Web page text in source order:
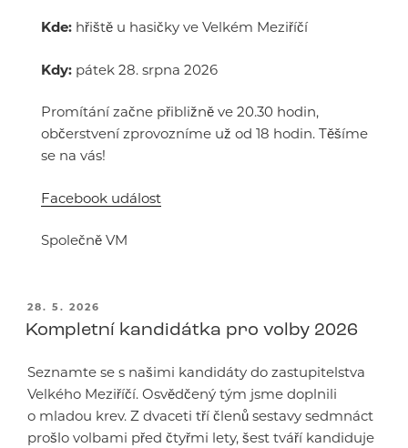
Kde: hřiště u hasičky ve Velkém Meziříčí
Kdy: pátek 28. srpna 2026
Promítání začne přibližně ve 20.30 hodin,
občerstvení zprovozníme už od 18 hodin. Těšíme
se na vás!
Facebook událost
Společně VM
PUBLIKOVÁNO
28. 5. 2026
Kompletní kandidátka pro volby 2026
Seznamte se s našimi kandidáty do zastupitelstva
Velkého Meziříčí. Osvědčený tým jsme doplnili
o mladou krev. Z dvaceti tří členů sestavy sedmnáct
prošlo volbami před čtyřmi lety, šest tváří kandiduje